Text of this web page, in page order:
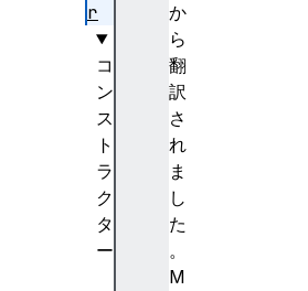
か
ら
翻
訳
さ
れ
ま
し
た
。
M
r
コ
ン
ス
ト
ラ
ク
タ
ー